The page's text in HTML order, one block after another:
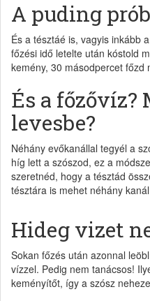
A puding
És a tésztáé is, vagyis inkább
főzési idő letelte után kóstold
kemény, 30 másodpercet főzd
És a főzővíz?
levesbe?
Néhány evőkanállal tegyél a
híg lett a szószod, ez a
szeretnéd, hogy a tésztád
tésztára is mehet néhány
Hideg vizet
Sokan főzés után azonnal
vízzel. Pedig nem tanácsos!
keményítőt, így a szósz